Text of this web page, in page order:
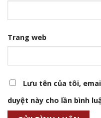
Trang web
Lưu tên của tôi,
duyệt này cho lần bình